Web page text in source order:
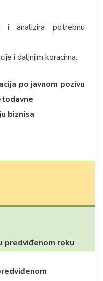
i analizira potrebnu
i daljnjim koracima.
po javnom pozivu
biznisa
predviđenom roku